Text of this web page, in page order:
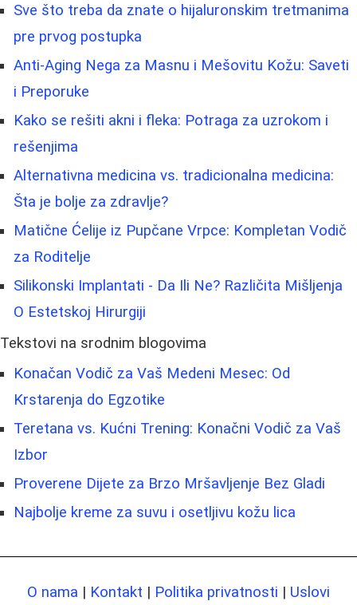
Sve što treba da znate o hijaluronskim tretmanima
pre prvog postupka
Anti-Aging Nega za Masnu i Mešovitu Kožu: Saveti
i Preporuke
Kako se rešiti akni i fleka: Potraga za uzrokom i
rešenjima
Alternativna medicina vs. tradicionalna medicina:
Šta je bolje za zdravlje?
Matične Ćelije iz Pupčane Vrpce: Kompletan Vodič
za Roditelje
Silikonski Implantati - Da Ili Ne? Različita Mišljenja
O Estetskoj Hirurgiji
Tekstovi na srodnim blogovima
Konačan Vodič za Vaš Medeni Mesec: Od
Krstarenja do Egzotike
Teretana vs. Kućni Trening: Konačni Vodič za Vaš
Izbor
Proverene Dijete za Brzo Mršavljenje Bez Gladi
Najbolje kreme za suvu i osetljivu kožu lica
O nama | Kontakt | Politika privatnosti | Uslovi